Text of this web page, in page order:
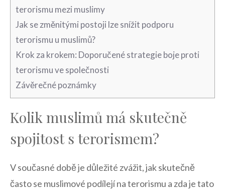
terorismu ⁢mezi muslimy
Jak se změnitými postoji lze ​snížit ‍podporu
terorismu u muslimů?
Krok za krokem:⁣ Doporučené strategie boje proti
terorismu ⁤ve společnosti
Závěrečné poznámky
Kolik muslimů má skutečně
spojitost s terorismem?
V současné ⁤době ⁤je důležité zvážit, jak skutečně
často se muslimové podílejí ‌na terorismu a‍ zda je tato